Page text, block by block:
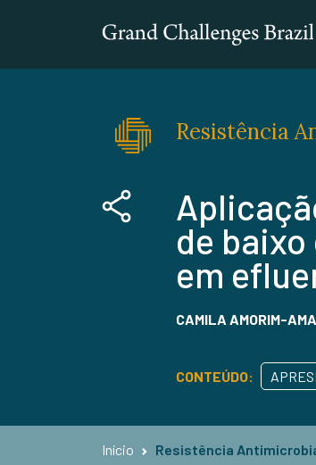
Resistência
de
em
CAMILA AMORIM-
CONTEÚDO:
Início Resistência